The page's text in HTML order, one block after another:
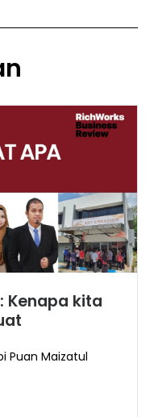
Kenapa kita
Puan Maizatul